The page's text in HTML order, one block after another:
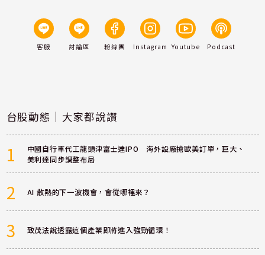
客服 討論區 粉絲團 Instagram Youtube Podcast
台股動態｜大家都說讚
1
中國自行車代工龍頭津富士達IPO 海外設廠搶歐美訂單，巨大、
美利達同步調整布局
2 AI 散熱的下一波機會，會從哪裡來？
3 致茂法說透露這個產業即將進入強勁循環！